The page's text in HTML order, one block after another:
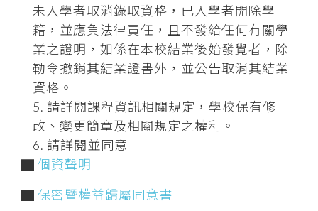
未入學者取消錄取資格，已入學者開除學
籍，並應負法律責任，且不發給任何有關學
業之證明，如係在本校結業後始發覺者，除
勒令撤銷其結業證書外，並公告取消其結業
資格。
請詳閱課程資訊相關規定，學校保有修
改、變更簡章及相關規定之權利。
請詳閱並同意
▇ 個資聲明
▇ 保密暨權益歸屬同意書